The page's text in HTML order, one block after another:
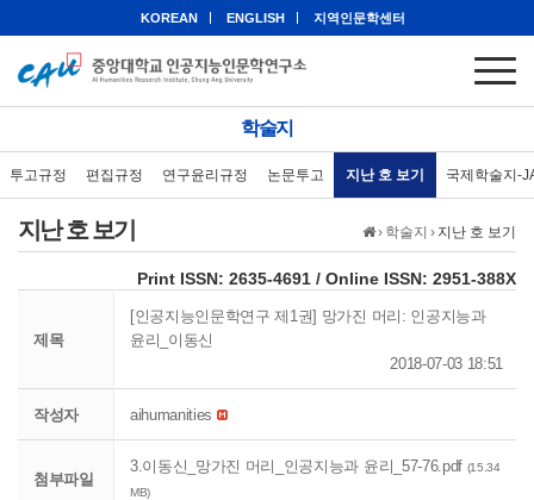
KOREAN ENGLISH 지역인문학센터
학술지
투고규정 편집규정 연구윤리규정 논문투고 지난 호 보기 국제학술지-
› 학술지 › 지난 호 보기
지난 호 보기
Print ISSN: 2635-4691 / Online ISSN: 2951-388X
제목
[인공지능인문학연구 제1권] 망가진 머리: 인공지능과
윤리_이동신
2018-07-03 18:51
작성자 aihumanities
첨부파일
3.이동신_망가진 머리_인공지능과 윤리_57-76.pdf (15.34
MB)